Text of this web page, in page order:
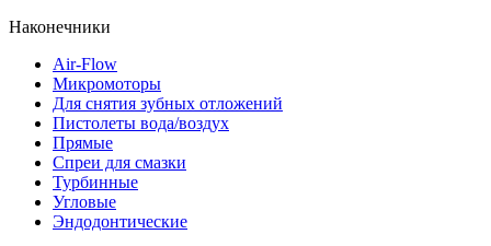
Наконечники
Air-Flow
Микромоторы
Для снятия зубных отложений
Пистолеты вода/воздух
Прямые
Спреи для смазки
Турбинные
Угловые
Эндодонтические